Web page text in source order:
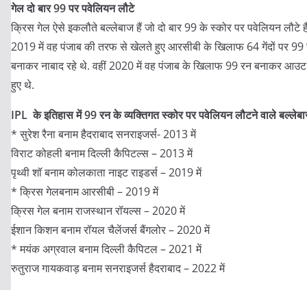
गेल दो बार 99 पर पवेलियन लौटे
क्रिस गेल ऐसे इकलौते बल्लेबाज हैं जो दो बार 99 के स्कोर पर पवेलियन लौटे
2019 में वह पंजाब की तरफ से खेलते हुए आरसीबी के खिलाफ 64 गेंदों पर 99
बनाकर नाबाद रहे थे. वहीं 2020 में वह पंजाब के खिलाफ 99 रन बनाकर आउट
हुए थे.
IPL के इतिहास में 99 रन के व्यक्तिगत स्कोर पर पवेलियन लौटने वाले
* सुरेश रैना बनाम हैदराबाद सनराइजर्स- 2013 में
विराट कोहली बनाम दिल्ली कैपिटल्स – 2013 में
पृथ्वी शॉ बनाम कोलकाता नाइट राइडर्स – 2019 में
* क्रिस गेलबनाम आरसीबी – 2019 में
क्रिस गेल बनाम राजस्थान रॉयल्स – 2020 में
ईशान किशन बनाम रॉयल चैलेंजर्स बैंगलोर – 2020 में
* मयंक अग्रवाल बनाम दिल्ली कैपिटल – 2021 में
रुतुराज गायकवाड़ बनाम सनराइजर्स हैदराबाद – 2022 में